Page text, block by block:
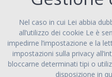
Nel caso in cui Lei abbia
all’utilizzo dei cookie Le è
impedirne l’impostazione e la
impostazioni sulla privacy
bloccarne determinati tipi o
disposizione in